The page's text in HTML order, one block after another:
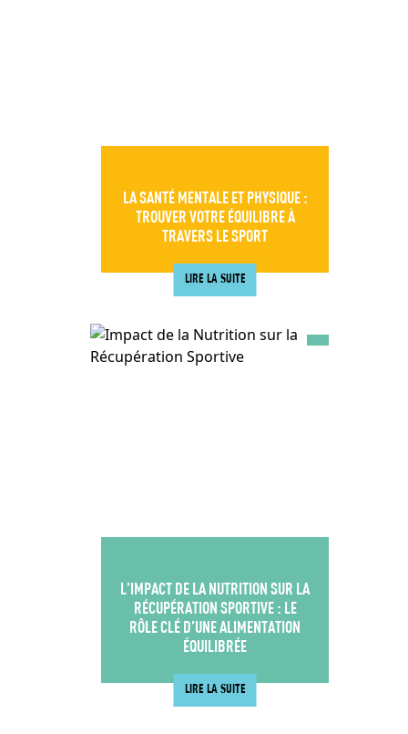
LA SANTÉ MENTALE ET PHYSIQUE :
TROUVER VOTRE ÉQUILIBRE À
TRAVERS LE SPORT
LIRE LA SUITE
L’IMPACT DE LA NUTRITION SUR LA
RÉCUPÉRATION SPORTIVE : LE
RÔLE CLÉ D’UNE ALIMENTATION
ÉQUILIBRÉE
LIRE LA SUITE